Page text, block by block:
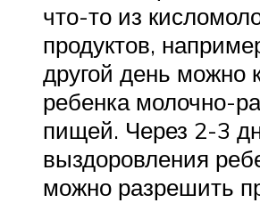
что-то из
продуктов,
другой день можно
ребенка молочно-
пищей. Через 2-3
выздоровления
можно разрешить